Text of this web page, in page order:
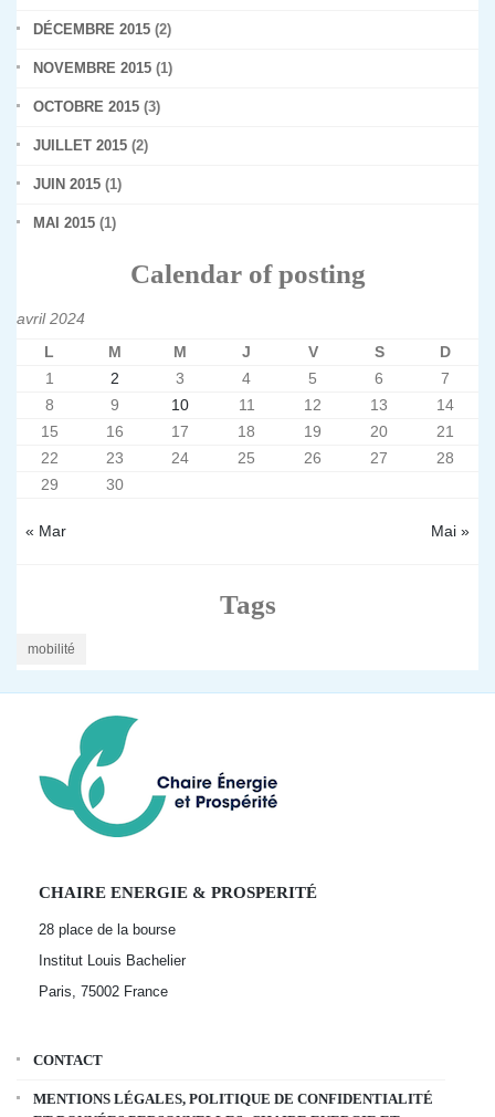
DÉCEMBRE 2015 (2)
NOVEMBRE 2015 (1)
OCTOBRE 2015 (3)
JUILLET 2015 (2)
JUIN 2015 (1)
MAI 2015 (1)
Calendar of posting
avril 2024
L
M M J V S D
« Mar Mai »
1 2 3 4 5 6
7
8
9 10 11 12 13
14
15
16 17 18 19 20
21
22
23 24 25 26 27
28
29
30
Tags
mobilité
CHAIRE ENERGIE & PROSPERITÉ
28 place de la bourse
Institut Louis Bachelier
Paris, 75002 France
CONTACT
MENTIONS LÉGALES, POLITIQUE DE CONFIDENTIALITÉ